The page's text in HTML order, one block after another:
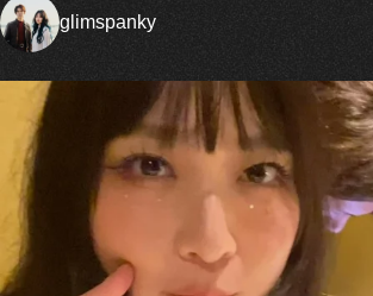
glimspanky